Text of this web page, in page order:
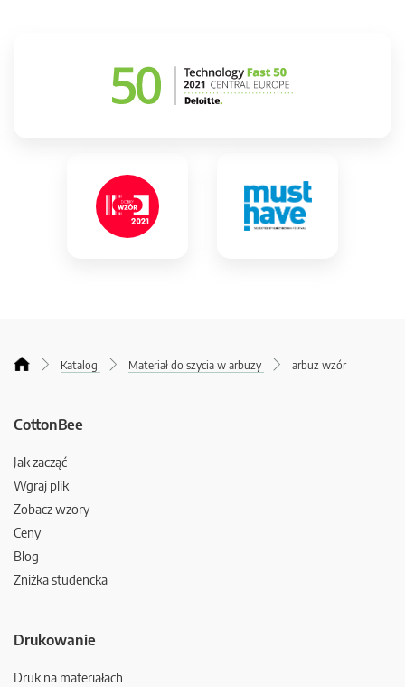
Katalog Materiał do szycia w arbuzy arbuz wzór
CottonBee
Jak zacząć
Wgraj plik
Zobacz wzory
Ceny
Blog
Zniżka studencka
Drukowanie
Druk na materiałach